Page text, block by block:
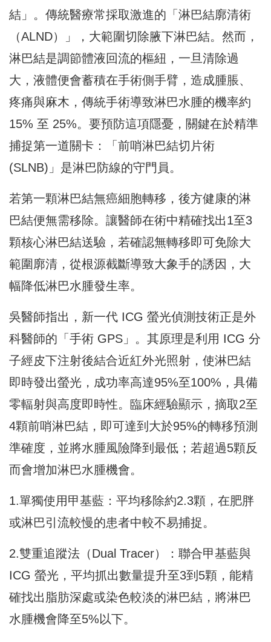
結」。傳統醫療常採取激進的「淋巴結廓清術
（ALND）」，大範圍切除腋下淋巴結。然而，
淋巴結是調節體液回流的樞紐，一旦清除過
大，液體便會蓄積在手術側手臂，造成腫脹、
疼痛與麻木，傳統手術導致淋巴水腫的機率約
15% 至 25%。要預防這項隱憂，關鍵在於精準
捕捉第一道關卡：「前哨淋巴結切片術
(SLNB)」是淋巴防線的守門員。
若第一顆淋巴結無癌細胞轉移，後方健康的淋
巴結便無需移除。讓醫師在術中精確找出1至3
顆核心淋巴結送驗，若確認無轉移即可免除大
範圍廓清，從根源截斷導致大象手的誘因，大
幅降低淋巴水腫發生率。
吳醫師指出，新一代 ICG 螢光偵測技術正是外
科醫師的「手術 GPS」。其原理是利用 ICG 分
子經皮下注射後結合近紅外光照射，使淋巴結
即時發出螢光，成功率高達95%至100%，具備
零輻射與高度即時性。臨床經驗顯示，摘取2至
4顆前哨淋巴結，即可達到大於95%的轉移預測
準確度，並將水腫風險降到最低；若超過5顆反
而會增加淋巴水腫機會。
1.單獨使用甲基藍：平均移除約2.3顆，在肥胖
或淋巴引流較慢的患者中較不易捕捉。
2.雙重追蹤法（Dual Tracer）：聯合甲基藍與
ICG 螢光，平均抓出數量提升至3到5顆，能精
確找出脂肪深處或染色較淡的淋巴結，將淋巴
水腫機會降至5%以下。